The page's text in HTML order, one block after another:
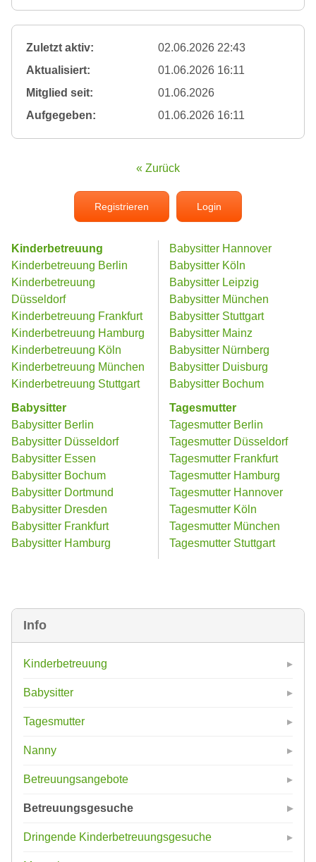
Info
Kinderbetreuung
Babysitter
Tagesmutter
Nanny
Betreuungsangebote
Betreuungsgesuche
Dringende Kinderbetreuungsgesuche
Zuletzt aktiv:
02.06.2026 22:43
Aktualisiert:
01.06.2026 16:11
Mitglied seit:
01.06.2026
Aufgegeben:
01.06.2026 16:11
« Zurück
Registrieren Login
Kinderbetreuung
Kinderbetreuung Berlin
Kinderbetreuung
Düsseldorf
Kinderbetreuung Frankfurt
Kinderbetreuung Hamburg
Kinderbetreuung Köln
Kinderbetreuung München
Kinderbetreuung Stuttgart
Babysitter
Babysitter Berlin
Babysitter Düsseldorf
Babysitter Essen
Babysitter Bochum
Babysitter Dortmund
Babysitter Dresden
Babysitter Frankfurt
Babysitter Hamburg
Babysitter Hannover
Babysitter Köln
Babysitter Leipzig
Babysitter München
Babysitter Stuttgart
Babysitter Mainz
Babysitter Nürnberg
Babysitter Duisburg
Babysitter Bochum
Tagesmutter
Tagesmutter Berlin
Tagesmutter Düsseldorf
Tagesmutter Frankfurt
Tagesmutter Hamburg
Tagesmutter Hannover
Tagesmutter Köln
Tagesmutter München
Tagesmutter Stuttgart